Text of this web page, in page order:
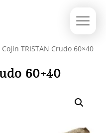
TRISTAN Crudo 60×40
60×40